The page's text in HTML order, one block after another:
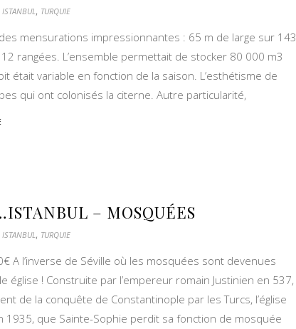
ISTANBUL, TURQUIE
mensurations impressionnantes : 65 m de large sur 143
rangées. L’ensemble permettait de stocker 80 000 m3
était variable en fonction de la saison. L’esthétisme de
qui ont colonisés la citerne. Autre particularité,
– MOSQUÉES
ISTANBUL, TURQUIE
A l’inverse de Séville où les mosquées sont devenues
église ! Construite par l’empereur romain Justinien en 537,
de la conquête de Constantinople par les Turcs, l’église
1935, que Sainte-Sophie perdit sa fonction de mosquée